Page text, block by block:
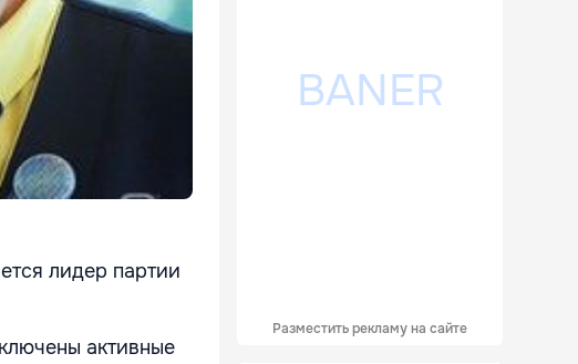
лидер партии
активные
Разместить рекламу на сайте